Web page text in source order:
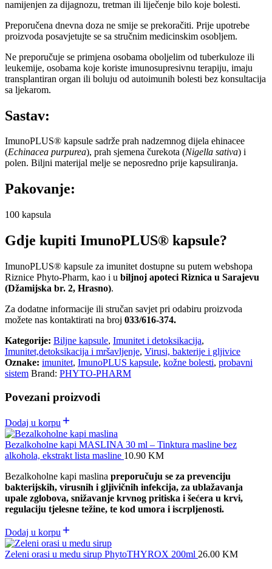
namijenjen za dijagnozu, tretman ili liječenje bilo koje bolesti.
Preporučena dnevna doza ne smije se prekoračiti. Prije upotrebe
proizvoda posavjetujte se sa stručnim medicinskim osobljem.
Ne preporučuje se primjena osobama oboljelim od tuberkuloze ili
leukemije, osobama koje koriste imunosupresivnu terapiju, imaju
transplantiran organ ili boluju od autoimunih bolesti bez konsultacija
sa ljekarom.
Sastav:
ImunoPLUS® kapsule sadrže prah nadzemnog dijela ehinacee
(Echinacea purpurea), prah sjemena čurekota (Nigella sativa) i
polen. Biljni materijal melje se neposredno prije kapsuliranja.
Pakovanje:
100 kapsula
Gdje kupiti ImunoPLUS® kapsule?
ImunoPLUS® kapsule za imunitet dostupne su putem webshopa
Riznice Phyto-Pharm, kao i u biljnoj apoteci Riznica u Sarajevu
(Džamijska br. 2, Hrasno).
Za dodatne informacije ili stručan savjet pri odabiru proizvoda
možete nas kontaktirati na broj 033/616-374.
Kategorije: Biljne kapsule, Imunitet i detoksikacija,
Imunitet,detoksikacija i mršavljenje, Virusi, bakterije i gljivice
Oznake: imunitet, ImunoPLUS kapsule, kožne bolesti, probavni
sistem Brand: PHYTO-PHARM
Povezani proizvodi
Dodaj u korpu
Bezalkoholne kapi MASLINA 30 ml – Tinktura masline bez
alkohola, ekstrakt lista masline 10.90 KM
Bezalkoholne kapi maslina preporučuju se za prevenciju
bakterijskih, virusnih i gljivičnih infekcija, za ublažavanja
upale zglobova, snižavanje krvnog pritiska i šećera u krvi,
regulaciju tjelesne težine, te kod umora i iscrpljenosti.
Dodaj u korpu
Zeleni orasi u medu sirup PhytoTHYROX 200ml 26.00 KM